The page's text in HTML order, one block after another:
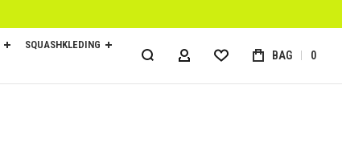
SQUASHKLEDING
ACCOUNT BAG 0